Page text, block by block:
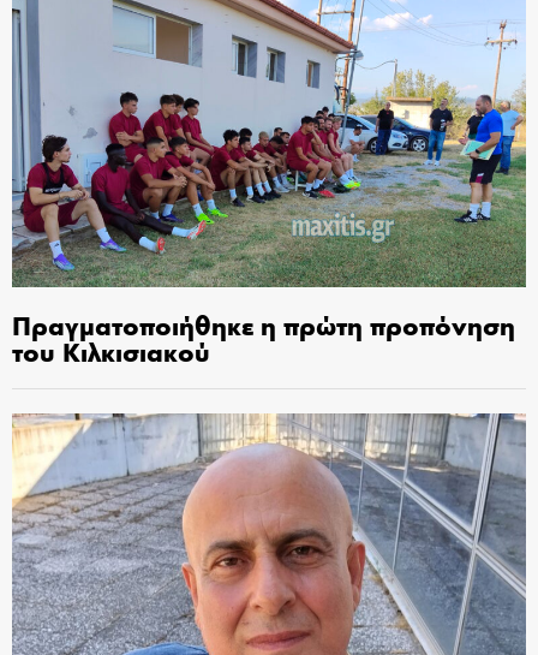
Πραγματοποιήθηκε η πρώτη προπόνηση
του Κιλκισιακού